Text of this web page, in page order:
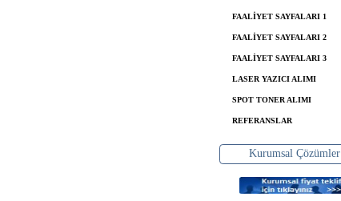
FAALİYET SAYFALARI 1
FAALİYET SAYFALARI 2
FAALİYET SAYFALARI 3
LASER YAZICI ALIMI
SPOT TONER ALIMI
REFERANSLAR
Kurumsal Çözümler